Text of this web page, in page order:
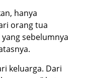
hanya
orang tua
sebelumnya
keluarga. Dari